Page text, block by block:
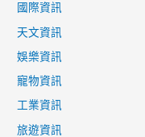
國際資訊
天文資訊
娛樂資訊
寵物資訊
工業資訊
旅遊資訊